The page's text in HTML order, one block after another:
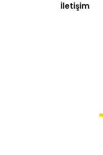
İletişim